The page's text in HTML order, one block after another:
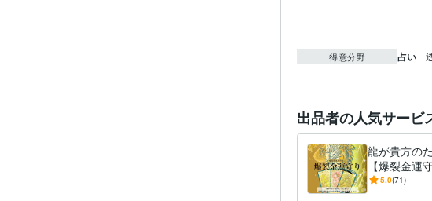
得意分野 占い
出品者の人気サービ
龍が貴方の
【爆裂金運
龍からの金
5.0(71)